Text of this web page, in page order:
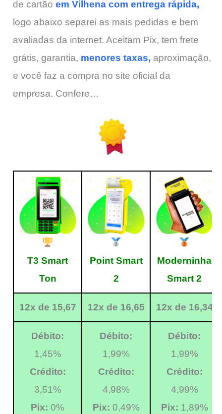
de cartão em Vilhena com entrega rápida,
logo abaixo separei as mais pedidas e bem
avaliadas da internet. Aceitam Pix, tem frete
grátis, garantia, menores taxas, aproximação,
e você faz a compra no site oficial da
empresa. Confere…
T3 Smart
Ton
Point Smart
2
Moderninha
Smart 2
12x de 15,67 12x de 16,65 12x de 16,34
Débito:
1,45%
Crédito:
3,51%
Pix: 0%
Débito:
1,99%
Crédito:
4,98%
Pix: 0,49%
Débito:
1,99%
Crédito:
4,99%
Pix: 1,89%